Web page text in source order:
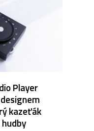
Player
kazeťák